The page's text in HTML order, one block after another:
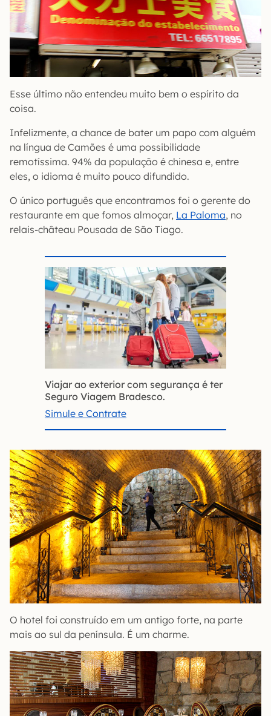
Esse último não entendeu muito bem o espírito da
coisa.
Infelizmente, a chance de bater um papo com alguém
na língua de Camões é uma possibilidade
remotíssima. 94% da população é chinesa e, entre
eles, o idioma é muito pouco difundido.
O único português que encontramos foi o gerente do
restaurante em que fomos almoçar, La Paloma, no
relais-château Pousada de São Tiago.
Viajar ao exterior com segurança é ter
Seguro Viagem Bradesco.
Simule e Contrate
O hotel foi construído em um antigo forte, na parte
mais ao sul da península. É um charme.